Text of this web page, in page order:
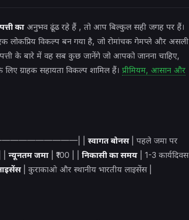
का अनुभव ढूंढ रहे हैं , तो आप बिल्कुल सही जगह पर हैं।
लोकप्रिय विकल्प बन गया है, जो रोमांचक गेमप्ले और असली
के बारे में वह सब कुछ जानेंगे जो आपको जानना चाहिए,
ग्राहक सहायता विकल्प शामिल हैं। प्रीमियम, आसान और
| स्वागत बोनस| पहले जमा पर
न्यूनतम जमा | ₹100 | | निकासी का समय | 1-3 कार्यदिवस
| कुराकाओ और स्थानीय भारतीय लाइसेंस |